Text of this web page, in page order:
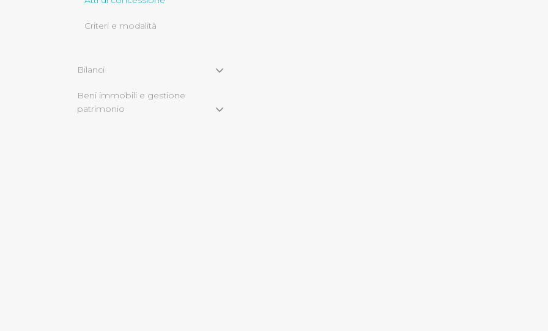
Cliccando su "Rifiuta" o sulla "X" posizionata in alto a destra in questo banner l’Utente
tecnici indispensabili per una corretta visualizzazione della pagina.
Criteri e modalità
Bilanci
Beni immobili e gestione
patrimonio